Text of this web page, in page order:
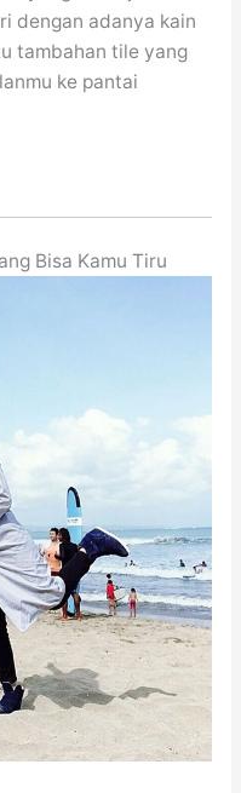
dengan adanya kain
tambahan tile yang
ke pantai
Bisa Kamu Tiru